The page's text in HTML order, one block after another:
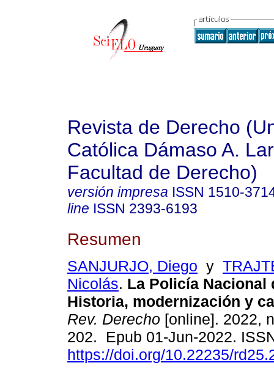
Revista de Derecho
Católica Dámaso A.
Facultad de Derecho)
versión impresa ISSN 1510-
line ISSN 2393-6193
Resumen
SANJURJO, Diego y
Nicolás. La Policía Nacional
Historia, modernización y
Rev. Derecho [online]. 2022,
202. Epub 01-Jun-2022.
https://doi.org/10.22235/